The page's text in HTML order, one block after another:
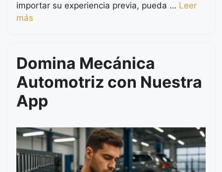
importar su experiencia previa, pueda … Leer
más
Domina Mecánica
Automotriz con Nuestra
App